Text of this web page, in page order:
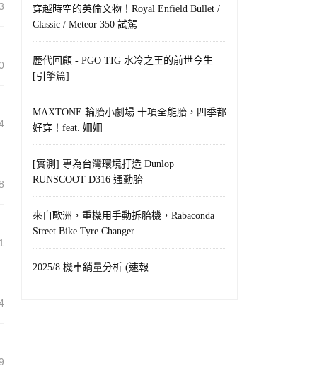
穿越時空的英倫文物！Royal Enfield Bullet /
Classic / Meteor 350 試駕
歷代回顧 - PGO TIG 水冷之王的前世今生
[引擎篇]
MAXTONE 輪胎小劇場 十項全能胎，四季都
好穿！feat. 姍姍
[實測] 專為台灣環境打造 Dunlop
RUNSCOOT D316 通勤胎
來自歐洲，重機用手動拆胎機，Rabaconda
Street Bike Tyre Changer
2025/8 機車銷量分析 (速報